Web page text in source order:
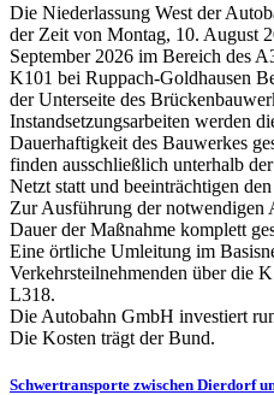
Die Niederlassung West der
der Zeit von Montag, 10. August
September 2026 im Bereich des
K101 bei Ruppach-Goldhausen
der Unterseite des
Instandsetzungsarbeiten werden
Dauerhaftigkeit des Bauwerkes
finden ausschließlich unterhalb
Netzt statt und beeinträchtigen
Zur Ausführung der
Dauer der Maßnahme komplett
Eine örtliche Umleitung im
Verkehrsteilnehmenden über die
L318.
Die Autobahn GmbH investiert
Die Kosten trägt der Bund.
Schwertransporte zwischen Dierdorf